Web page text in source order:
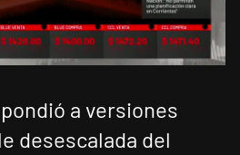
a versiones
desescalada del